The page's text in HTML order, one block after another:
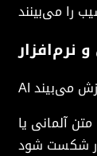
نرم‌افزار
آلمانی یا